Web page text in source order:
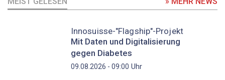
Innosuisse-"Flagship"-Projekt
Mit Daten und Digitalisierung
gegen Diabetes
09.08.2026 - 09:00 Uhr